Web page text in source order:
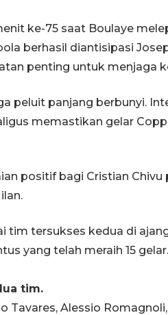
ke-75 saat Boulaye
berhasil diantisipasi
penting untuk menjaga
peluit panjang berbunyi.
memastikan gelar
positif bagi Cristian
tim tersukses kedua di
yang telah meraih 15 gelar.
tim.
Tavares, Alessio